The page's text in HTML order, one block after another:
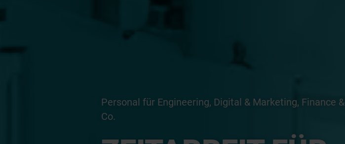
Personal für Engineering, Digital & Marketing, Finance &
Co.